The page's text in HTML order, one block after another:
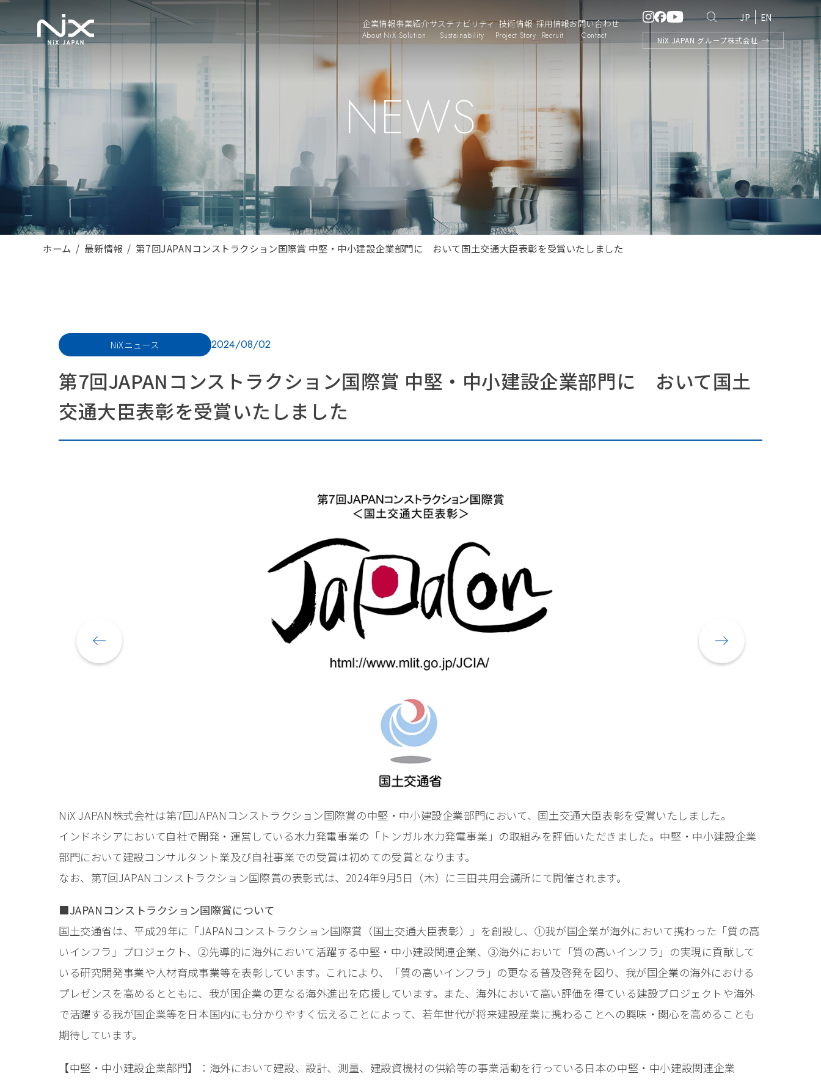
企業情報
About NiX
事業紹介
Solution
サステナビリティ
Sustainability
技術情報
Project Story
採用情報
Recruit
お問い合わせ
Contact
EN
JP
NiX JAPAN グループ株式会社
NEWS
ホーム 最新情報 第7回JAPANコンストラクション国際賞 中堅・中小建設企業部門に おいて国土交通大臣表彰を受賞いたしました
NiXニュース 2024/08/02
第7回JAPANコンストラクション国際賞 中堅・中小建設企業部門に おいて国土
交通大臣表彰を受賞いたしました
NiX JAPAN株式会社は第7回JAPANコンストラクション国際賞の中堅・中小建設企業部門において、国土交通大臣表彰を受賞いたしました。
インドネシアにおいて自社で開発・運営している水力発電事業の「トンガル水力発電事業」の取組みを評価いただきました。中堅・中小建設企業
部門において建設コンサルタント業及び自社事業での受賞は初めての受賞となります。
なお、第7回JAPANコンストラクション国際賞の表彰式は、2024年9月5日（木）に三田共用会議所にて開催されます。
■JAPANコンストラクション国際賞について
国土交通省は、平成29年に「JAPANコンストラクション国際賞（国土交通大臣表彰）」を創設し、①我が国企業が海外において携わった「質の高
いインフラ」プロジェクト、②先導的に海外において活躍する中堅・中小建設関連企業、③海外において「質の高いインフラ」の実現に貢献して
いる研究開発事業や人材育成事業等を表彰しています。これにより、「質の高いインフラ」の更なる普及啓発を図り、我が国企業の海外における
プレゼンスを高めるとともに、我が国企業の更なる海外進出を応援しています。また、海外において高い評価を得ている建設プロジェクトや海外
で活躍する我が国企業等を日本国内にも分かりやすく伝えることによって、若年世代が将来建設産業に携わることへの興味・関心を高めることも
期待しています。
【中堅・中小建設企業部門】：海外において建設、設計、測量、建設資機材の供給等の事業活動を行っている日本の中堅・中小建設関連企業